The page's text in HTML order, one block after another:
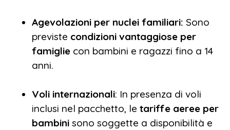
Agevolazioni per nuclei familiari: Sono
previste condizioni vantaggiose per
famiglie con bambini e ragazzi fino a 14
anni.
Voli internazionali: In presenza di voli
inclusi nel pacchetto, le tariffe aeree per
bambini sono soggette a disponibilità e